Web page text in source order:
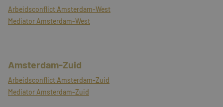
Arbeidsconflict Amsterdam-West
Mediator Amsterdam-West
Amsterdam-Zuid
Arbeidsconflict Amsterdam-Zuid
Mediator Amsterdam-Zuid